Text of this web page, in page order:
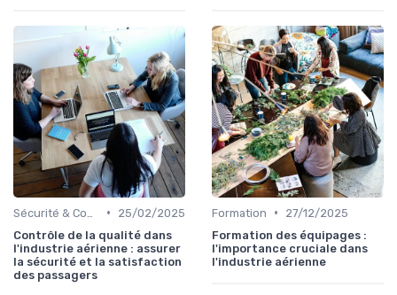
•
25/02/2025
Contrôle de la qualité dans
l'industrie aérienne : assurer
la sécurité et la satisfaction
des passagers
Formation •
27/12/2025
Formation des équipages :
l'importance cruciale dans
l'industrie aérienne